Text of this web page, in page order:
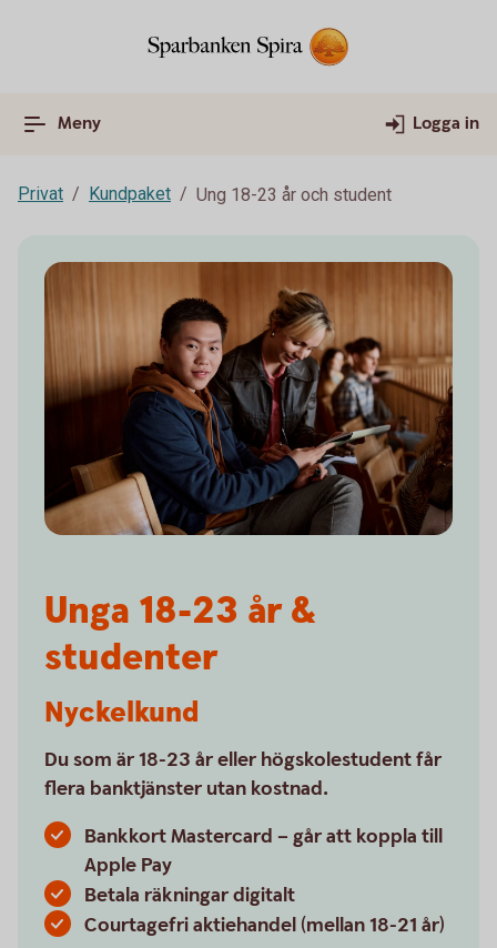
Meny Logga in
Privat Kundpaket Ung 18-23 år och student
Unga 18-23 år &
studenter
Nyckelkund
Du som är 18-23 år eller högskolestudent får
flera banktjänster utan kostnad.
Bankkort Mastercard – går att koppla till
Apple Pay
Betala räkningar digitalt
Courtagefri aktiehandel (mellan 18-21 år)